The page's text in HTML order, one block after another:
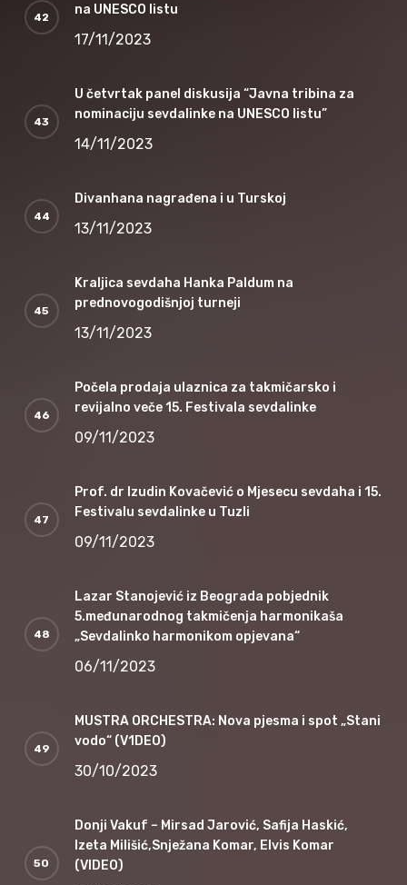
na UNESCO listu
17/11/2023
U četvrtak panel diskusija “Javna tribina za
nominaciju sevdalinke na UNESCO listu”
14/11/2023
Divanhana nagrađena i u Turskoj
13/11/2023
Kraljica sevdaha Hanka Paldum na
prednovogodišnjoj turneji
13/11/2023
Počela prodaja ulaznica za takmičarsko i
revijalno veče 15. Festivala sevdalinke
09/11/2023
Prof. dr Izudin Kovačević o Mjesecu sevdaha i 15.
Festivalu sevdalinke u Tuzli
09/11/2023
Lazar Stanojević iz Beograda pobjednik
5.međunarodnog takmičenja harmonikaša
„Sevdalinko harmonikom opjevana“
06/11/2023
MUSTRA ORCHESTRA: Nova pjesma i spot „Stani
vodo“ (V1DEO)
30/10/2023
Donji Vakuf – Mirsad Jarović, Safija Haskić,
Izeta Milišić,Snježana Komar, Elvis Komar
(VIDEO)